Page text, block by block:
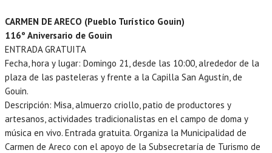
CARMEN DE ARECO (Pueblo Turístico Gouin)
116º Aniversario de Gouin
ENTRADA GRATUITA
Fecha, hora y lugar: Domingo 21, desde las 10:00, alrededor de la
plaza de las pasteleras y frente a la Capilla San Agustín, de
Gouin.
Descripción: Misa, almuerzo criollo, patio de productores y
artesanos, actividades tradicionalistas en el campo de doma y
música en vivo. Entrada gratuita. Organiza la Municipalidad de
Carmen de Areco con el apoyo de la Subsecretaría de Turismo de